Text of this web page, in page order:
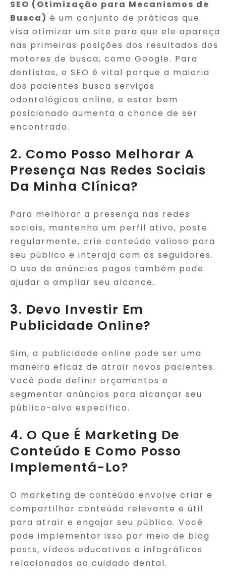
SEO (Otimização para Mecanismos de
Busca) é um conjunto de práticas que
visa otimizar um site para que ele apareça
nas primeiras posições dos resultados dos
motores de busca, como Google. Para
dentistas, o SEO é vital porque a maioria
dos pacientes busca serviços
odontológicos online, e estar bem
posicionado aumenta a chance de ser
encontrado.
2. Como Posso Melhorar A
Presença Nas Redes Sociais
Da Minha Clínica?
Para melhorar a presença nas redes
sociais, mantenha um perfil ativo, poste
regularmente, crie conteúdo valioso para
seu público e interaja com os seguidores.
O uso de anúncios pagos também pode
ajudar a ampliar seu alcance.
3. Devo Investir Em
Publicidade Online?
Sim, a publicidade online pode ser uma
maneira eficaz de atrair novos pacientes.
Você pode definir orçamentos e
segmentar anúncios para alcançar seu
público-alvo específico.
4. O Que É Marketing De
Conteúdo E Como Posso
Implementá-Lo?
O marketing de conteúdo envolve criar e
compartilhar conteúdo relevante e útil
para atrair e engajar seu público. Você
pode implementar isso por meio de blog
posts, vídeos educativos e infográficos
relacionados ao cuidado dental.